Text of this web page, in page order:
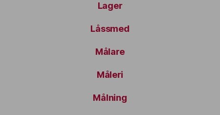
Lager
Låssmed
Målare
Måleri
Målning